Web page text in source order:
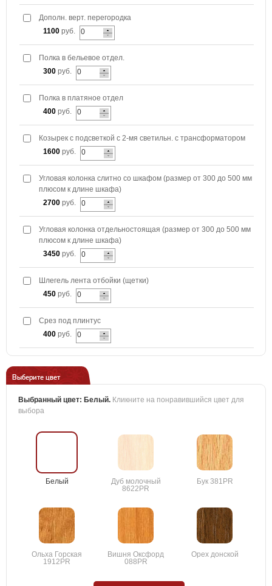
Дополн. верт. перегородка
1100 руб.
Полка в бельевое отдел.
300 руб.
Полка в платяное отдел
400 руб.
Козырек с подсветкой с 2-мя светильн. с трансформатором
1600 руб.
Угловая колонка слитно со шкафом (размер от 300 до 500 мм
плюсом к длине шкафа)
2700 руб.
Угловая колонка отдельностоящая (размер от 300 до 500 мм
плюсом к длине шкафа)
3450 руб.
Шлегель лента отбойки (щетки)
450 руб.
Срез под плинтус
400 руб.
Выберите цвет
Выбранный цвет: Белый. Кликните на понравившийся цвет для
выбора
Белый
Дуб молочный
8622PR
Бук 381PR
Ольха Горская
1912PR
Вишня Оксфорд
088PR
Орех донской